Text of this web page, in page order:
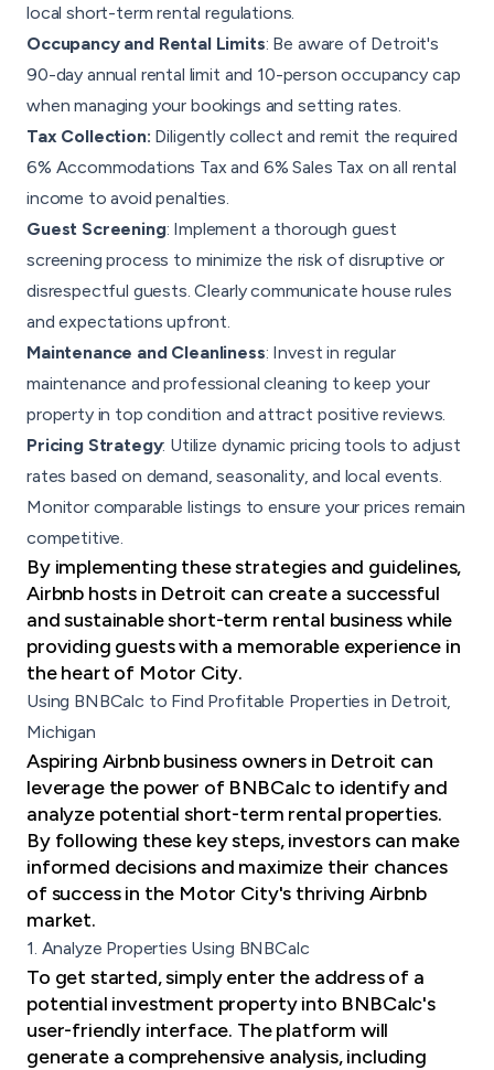
local short-term rental regulations.
Occupancy and Rental Limits: Be aware of Detroit's
90-day annual rental limit and 10-person occupancy cap
when managing your bookings and setting rates.
Tax Collection: Diligently collect and remit the required
6% Accommodations Tax and 6% Sales Tax on all rental
income to avoid penalties.
Guest Screening: Implement a thorough guest
screening process to minimize the risk of disruptive or
disrespectful guests. Clearly communicatehouse rules
and expectations upfront.
Maintenance and Cleanliness: Invest in regular
maintenance and professional cleaning to keep your
property in top condition and attract positive reviews.
Pricing Strategy: Utilize dynamic pricing tools to adjust
rates based on demand, seasonality, and local events.
Monitor comparable listings to ensure your prices remain
competitive.
By implementing these strategies and guidelines,
Airbnb hosts in Detroit can create a successful
and sustainable short-term rental business while
providing guests with a memorable experience in
the heart of Motor City.
Using BNBCalc to Find Profitable Properties in Detroit,
Michigan
Aspiring Airbnb business owners in Detroit can
leverage the power of BNBCalc to identify and
analyze potential short-term rental properties.
By following these key steps, investors can make
informed decisions and maximize their chances
of success in the Motor City's thriving Airbnb
market.
1. Analyze Properties Using BNBCalc
To get started, simply enter the address of a
potential investment property into BNBCalc's
user-friendly interface. The platform will
generate a comprehensive analysis, including